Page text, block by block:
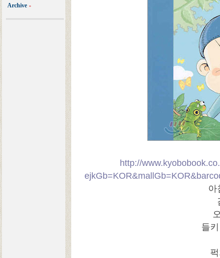
Archive »
http://
아
들